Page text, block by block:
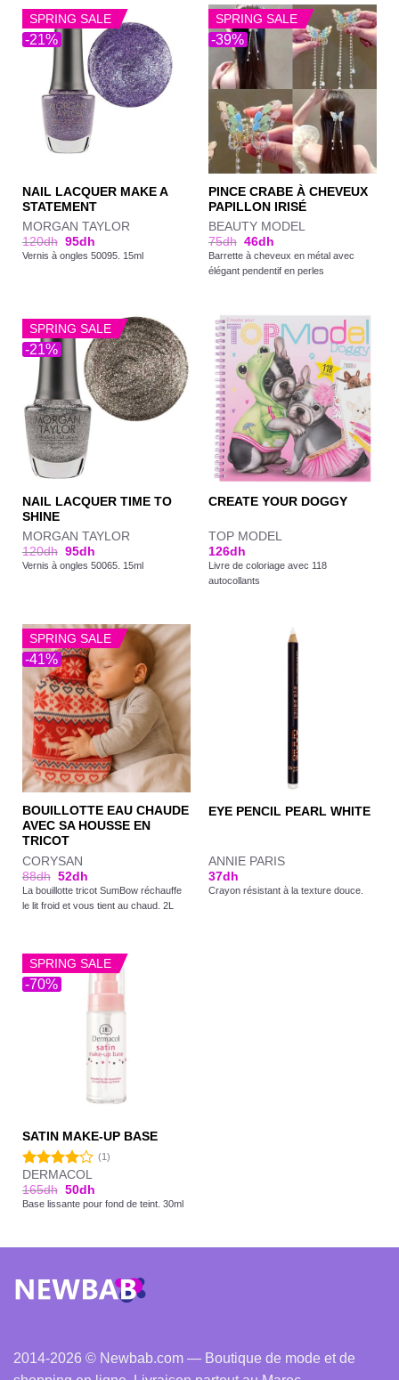
-21%
SPRING SALE
NAIL LACQUER MAKE A
STATEMENT
MORGAN TAYLOR
120dh 95dh
Vernis à ongles 50095. 15ml
-39%
SPRING SALE
PINCE CRABE À CHEVEUX
PAPILLON IRISÉ
BEAUTY MODEL
75dh 46dh
Barrette à cheveux en métal avec
élégant pendentif en perles
-21%
SPRING SALE
NAIL LACQUER TIME TO
SHINE
MORGAN TAYLOR
120dh 95dh
Vernis à ongles 50065. 15ml
CREATE YOUR DOGGY
TOP MODEL
126dh
Livre de coloriage avec 118
autocollants
-41%
SPRING SALE
BOUILLOTTE EAU CHAUDE
AVEC SA HOUSSE EN
TRICOT
CORYSAN
88dh 52dh
La bouillotte tricot SumBow réchauffe
le lit froid et vous tient au chaud. 2L
EYE PENCIL PEARL WHITE
ANNIE PARIS
37dh
Crayon résistant à la texture douce.
-70%
SPRING SALE
SATIN MAKE-UP BASE
Note
4.00sur
5
(1)
DERMACOL
165dh 50dh
Base lissante pour fond de teint. 30ml
2014-2026 © Newbab.com — Boutique de mode et de